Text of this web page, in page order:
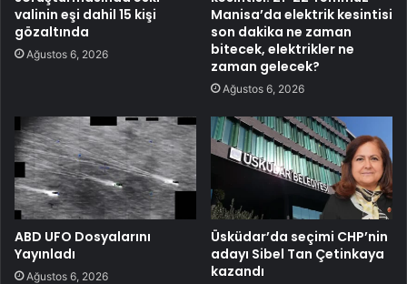
valinin eşi dahil 15 kişi
gözaltında
Ağustos 6, 2026
Manisa’da elektrik kesintisi
son dakika ne zaman
bitecek, elektrikler ne
zaman gelecek?
Ağustos 6, 2026
ABD UFO Dosyalarını
Yayınladı
Ağustos 6, 2026
Üsküdar’da seçimi CHP’nin
adayı Sibel Tan Çetinkaya
kazandı